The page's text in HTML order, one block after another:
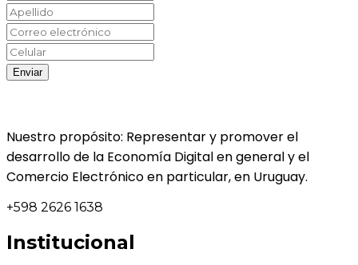
Nuestro propósito: Representar y promover el
desarrollo de la Economía Digital en general y el
Comercio Electrónico en particular, en Uruguay.
+598 2626 1638
Institucional